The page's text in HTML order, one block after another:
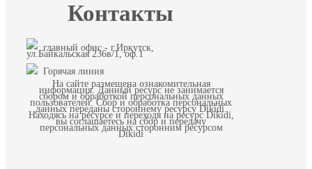
Контакты
главный офис - г.Иркутск,
ул.Байкальская 236в/1, оф.1
Горячая линия
На сайте размещена ознакомительная
информация. Данный ресурс не занимается
сбором и обработкой персональных данных
пользователей. Сбор и обработка персональных
данных переданы стороннему ресурсу Dikidi.
Находясь на ресурсе и переходя на ресурс Dikidi,
вы соглашаетесь на сбор и передачу
персональных данных сторонним ресурсом
Dikidi